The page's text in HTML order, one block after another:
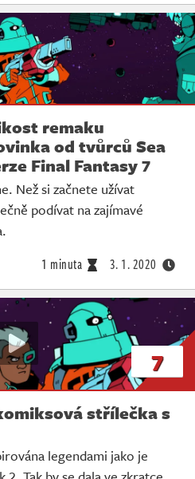
remaku
od tvůrců Sea
Final Fantasy 7
Než si začnete užívat
podívat na zajímavé
1 minuta 3. 1. 2020
7
střílečka s
legendami jako je